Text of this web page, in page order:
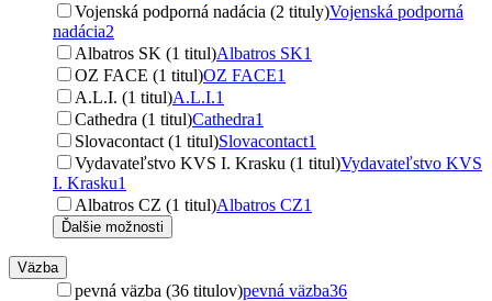
Vojenská podporná nadácia (2 tituly)Vojenská podporná
nadácia2
Albatros SK (1 titul)Albatros SK1
OZ FACE (1 titul)OZ FACE1
A.L.I. (1 titul)A.L.I.1
Cathedra (1 titul)Cathedra1
Slovacontact (1 titul)Slovacontact1
Vydavateľstvo KVS I. Krasku (1 titul)Vydavateľstvo KVS
I. Krasku1
Albatros CZ (1 titul)Albatros CZ1
Ďalšie možnosti
Väzba
pevná väzba (36 titulov)pevná väzba36